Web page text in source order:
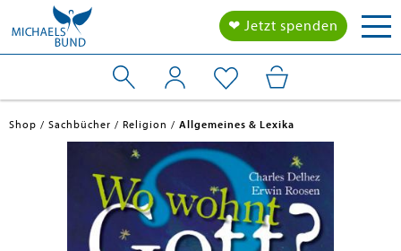
❤ Jetzt spenden
Shop Sachbücher Religion Allgemeines & Lexika